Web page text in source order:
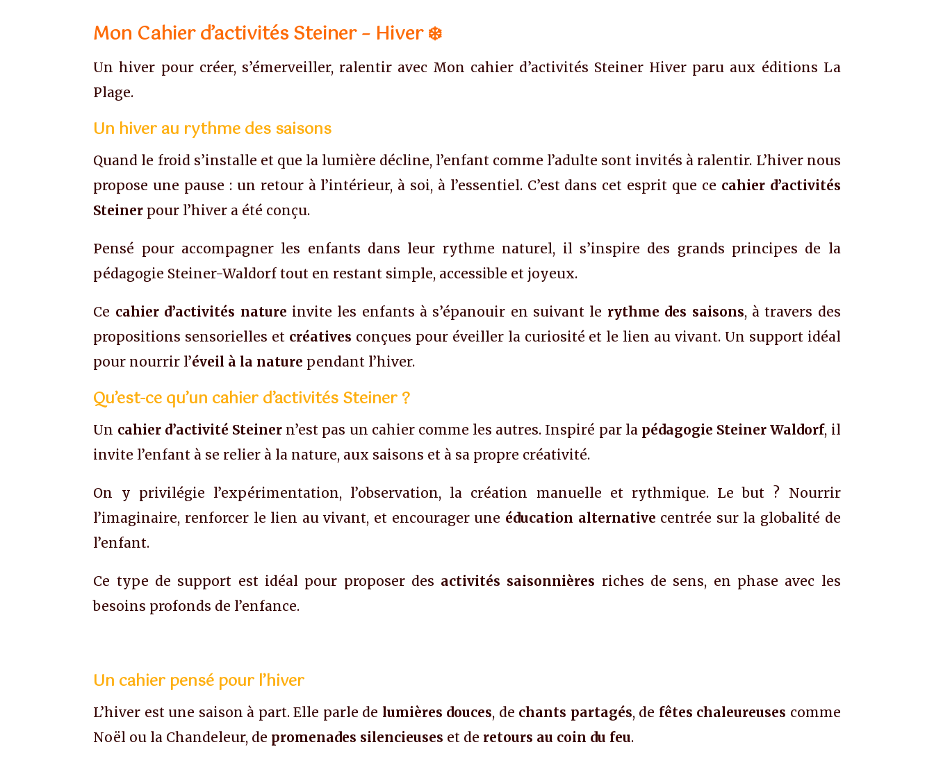
Mon Cahier d’activités Steiner – Hiver ❄️
Un hiver pour créer, s’émerveiller, ralentir avec Mon cahier d’activités Steiner Hiver paru aux éditions La
Plage.
Un hiver au rythme des saisons
Quand le froid s’installe et que la lumière décline, l’enfant comme l’adulte sont invités à ralentir. L’hiver nous
propose une pause : un retour à l’intérieur, à soi, à l’essentiel. C’est dans cet esprit que ce cahier d’activités
Steiner pour l’hiver a été conçu.
Pensé pour accompagner les enfants dans leur rythme naturel, il s’inspire des grands principes de la
pédagogie Steiner-Waldorf tout en restant simple, accessible et joyeux.
Ce cahier d’activités nature invite les enfants à s’épanouir en suivant le rythme des saisons, à travers des
propositions sensorielles et créatives conçues pour éveiller la curiosité et le lien au vivant. Un support idéal
pour nourrir l’éveil à la nature pendant l’hiver.
Qu’est-ce qu’un cahier d’activités Steiner ?
Un cahier d’activité Steinern’est pas un cahier comme les autres. Inspiré par la pédagogie Steiner Waldorf, il
invite l’enfant à se relier à la nature, aux saisons et à sa propre créativité.
On y privilégie l’expérimentation, l’observation, la création manuelle et rythmique. Le but ? Nourrir
l’imaginaire, renforcer le lien au vivant, et encourager une éducation alternative centrée sur la globalité de
l’enfant.
Ce type de support est idéal pour proposer des activités saisonnières riches de sens, en phase avec les
besoins profonds de l’enfance.
Un cahier pensé pour l’hiver
L’hiver est une saison à part. Elle parle de lumières douces, de chants partagés, de fêtes chaleureuses comme
Noël ou la Chandeleur, de promenades silencieuses et de retours au coin du feu.